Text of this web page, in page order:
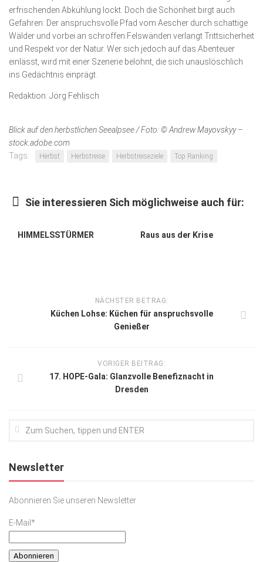
erfrischenden Ab­kühlung lockt. Doch die Schönheit birgt auch
Gefahren: Der anspruchsvolle Pfad vom Aescher durch schattige
Wälder und vorbei an schroffen Felswänden verlangt Trittsicherheit
und Respekt vor der Natur. Wer sich jedoch auf das Abenteuer
einlässt, wird mit einer Szenerie belohnt, die sich unauslöschlich
ins Gedächtnis einprägt.
Redaktion: Jörg Fehlisch
Blick auf den herbstlichen Seealpsee / Foto: © Andrew Mayovskyy –
stock.adobe.com
Tags:
Herbst Herbstreise Herbstreiseziele Top Ranking
Sie interessieren Sich möglichweise auch für:
HIMMELSSTÜRMER Raus aus der Krise
NÄCHSTER BETRAG:
Küchen Lohse: Küchen für anspruchsvolle
Genießer
VORIGER BEITRAG:
17. HOPE-Gala: Glanzvolle Benefiznacht in
Dresden
Newsletter
Abonnieren Sie unseren Newsletter
E-Mail*